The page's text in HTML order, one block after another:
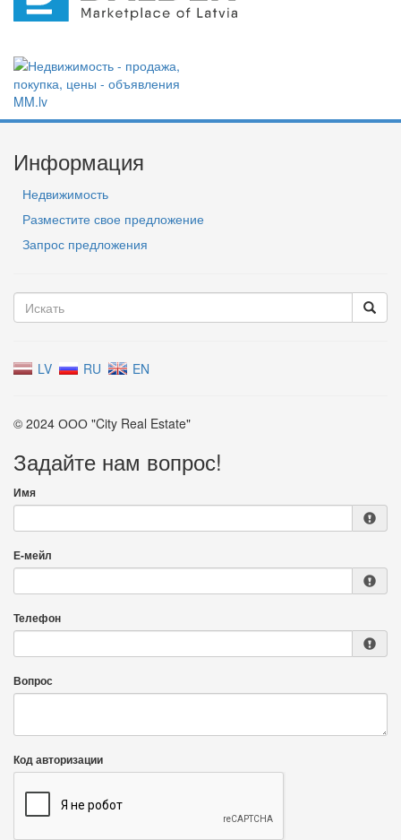
Информация
Недвижимость
Разместите свое предложение
Запрос предложения
LV RU EN
© 2024 ООО "City Real Estate"
Задайте нам вопрос!
Имя
Е-мейл
Телефон
Вопрос
Код авторизации